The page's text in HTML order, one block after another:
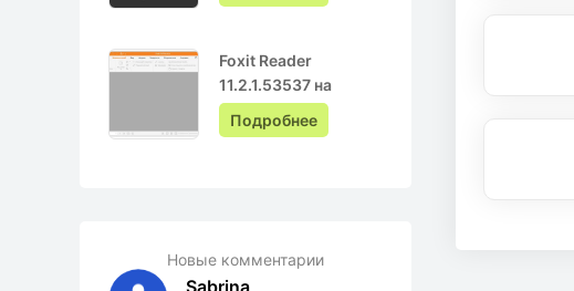
Foxit Reader
11.2.1.53537 на
Русском
Подробнее
Новые комментарии
Sabrina